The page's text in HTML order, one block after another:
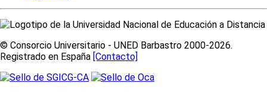
© Consorcio Universitario - UNED Barbastro 2000-2026.
Registrado en España [Contacto]